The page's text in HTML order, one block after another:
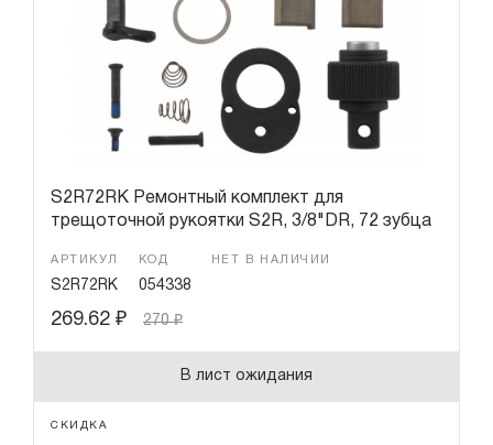
S2R72RK Ремонтный комплект для
трещоточной рукоятки S2R, 3/8"DR, 72 зубца
АРТИКУЛ
S2R72RK
КОД
054338
НЕТ В НАЛИЧИИ
269.62 ₽ 270₽
В лист ожидания
СКИДКА